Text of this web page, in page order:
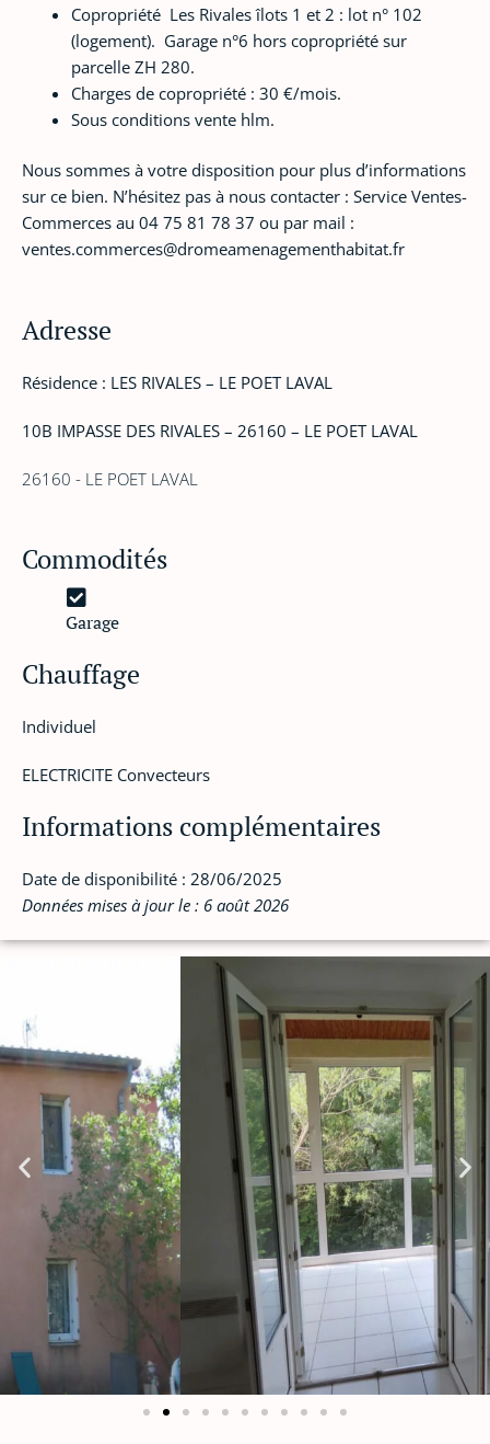
Copropriété Les Rivales îlots 1 et 2 : lot n° 102
(logement). Garage n°6 hors copropriété sur
parcelle ZH 280.
‎Charges de copropriété : 30 €/mois.
Sous conditions vente hlm.
Nous sommes à votre disposition pour plus d’informations
sur ce bien. N’hésitez pas à nous ‎contacter :‎ Service Ventes-
Commerces au 04 75 81 78 37 ou par mail :
‎ventes.commerces@dromeamenagementhabitat.fr
Adresse
Résidence : LES RIVALES – LE POET LAVAL
10B IMPASSE DES RIVALES – 26160 – LE POET LAVAL
26160 - LE POET LAVAL
Commodités
Garage
Chauffage
Individuel
ELECTRICITE Convecteurs
Informations complémentaires
Date de disponibilité : 28/06/2025
Données mises à jour le : 6 août 2026